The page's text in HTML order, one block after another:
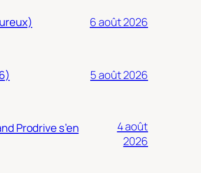
6 août 2026
5 août 2026
Prodrive s’en
4 août
2026